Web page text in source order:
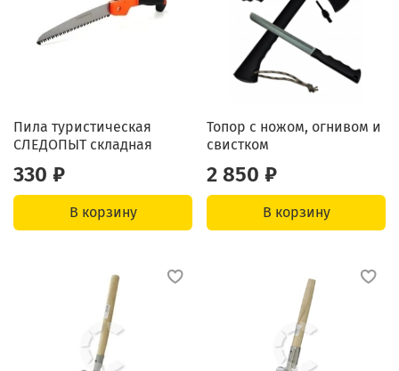
Пила туристическая
СЛЕДОПЫТ складная
330 ₽
В корзину
Топор с ножом, огнивом и
свистком
2 850 ₽
В корзину